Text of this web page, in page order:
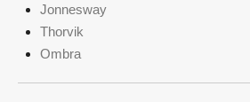
Jonnesway
Thorvik
Ombra